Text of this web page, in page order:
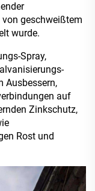
geschweißtem
wurde.
Spray,
Ausbessern,
auf
Zinkschutz,
Rost und